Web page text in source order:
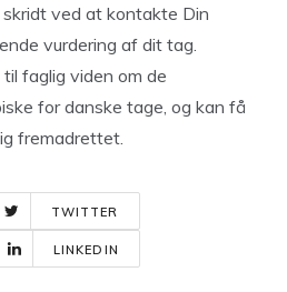
ved at kontakte Din
vurdering af dit tag.
faglig viden om de
for danske tage, og kan få
fremadrettet.
TWITTER
LINKEDIN